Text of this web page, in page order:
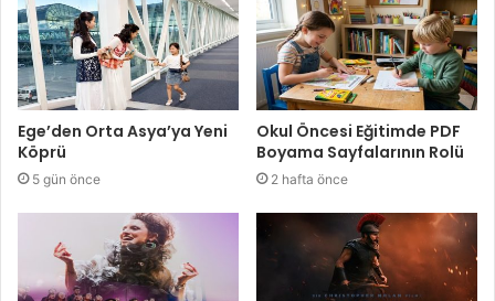
Ege’den Orta Asya’ya Yeni
Köprü
5 gün önce
Okul Öncesi Eğitimde PDF
Boyama Sayfalarının Rolü
2 hafta önce